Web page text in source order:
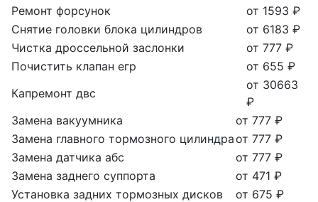
Ремонт форсунок
от 1593 ₽
Снятие головки блока цилиндров
от 6183 ₽
Чистка дроссельной заслонки
от 777 ₽
Почистить клапан егр
от 655 ₽
Капремонт двс
от 30663
₽
Замена вакуумника
от 777 ₽
Замена главного тормозного цилиндраот 777 ₽
Замена датчика абс
от 777 ₽
Замена заднего суппорта
от 471 ₽
Установка задних тормозных дисков
от 675 ₽